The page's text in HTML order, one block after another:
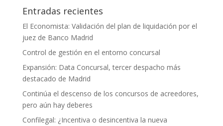
Entradas recientes
El Economista: Validación del plan de liquidación por el
juez de Banco Madrid
Control de gestión en el entorno concursal
Expansión: Data Concursal, tercer despacho más
destacado de Madrid
Continúa el descenso de los concursos de acreedores,
pero aún hay deberes
Confilegal: ¿Incentiva o desincentiva la nueva